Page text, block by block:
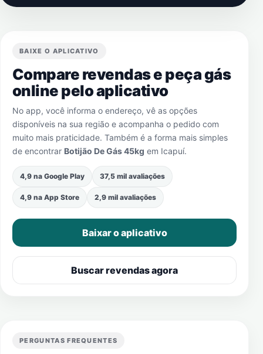
BAIXE O APLICATIVO
Compare revendas e peça gás
online pelo aplicativo
No app, você informa o endereço, vê as opções
disponíveis na sua região e acompanha o pedido com
muito mais praticidade. Também é a forma mais simples
de encontrar Botijão De Gás 45kg em Icapuí.
4,9 na Google Play 37,5 mil avaliações
4,9 na App Store 2,9 mil avaliações
Baixar o aplicativo
Buscar revendas agora
PERGUNTAS FREQUENTES